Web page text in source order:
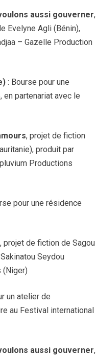
aussi gouverner,
Evelyne Agli (Bénin),
– Gazelle Production
: Bourse pour une
en partenariat avec le
, projet de fiction
produit par
Productions
pour une résidence
, projet de fiction de Sagou
Seydou
(Niger)
un atelier de
au Festival international
aussi gouverner,